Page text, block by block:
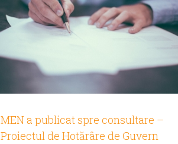
MEN a publicat spre consultare –
Proiectul de Hotărâre de Guvern